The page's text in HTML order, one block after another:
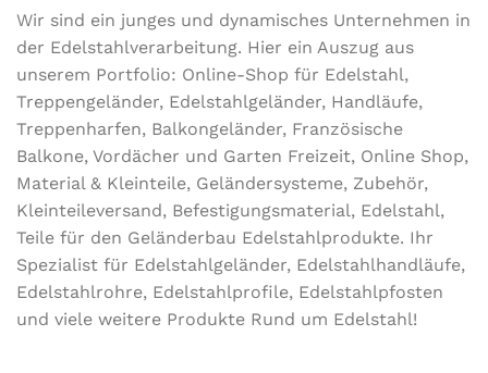
Wir sind ein junges und dynamisches Unternehmen in
der Edel­stahl­ver­arbeitung. Hier ein Auszug aus
unserem Portfolio: Online-Shop für Edelstahl,
Treppengeländer, Edelstahlgeländer, Handläufe,
Treppenharfen, Balkongeländer, Französische
Balkone, Vordächer und Garten Freizeit, Online Shop,
Material & Kleinteile, Geländersysteme, Zubehör,
Kleinteileversand, Befestigungsmaterial, Edelstahl,
Teile für den Geländerbau Edelstahlprodukte. Ihr
Spezialist für Edelstahlgeländer, Edelstahlhandläufe,
Edelstahlrohre, Edelstahlprofile, Edelstahlpfosten
und viele weitere Produkte Rund um Edelstahl!